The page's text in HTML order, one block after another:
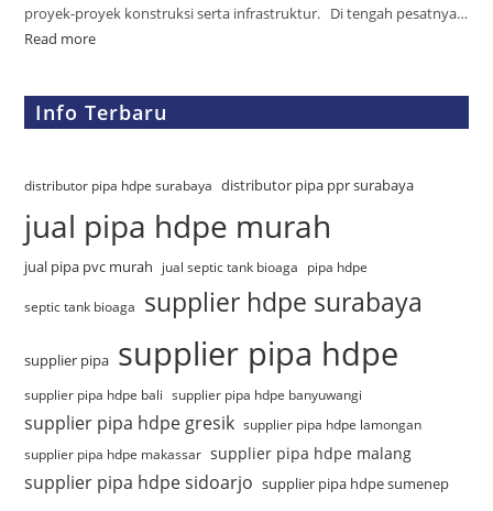
proyek-proyek konstruksi serta infrastruktur. Di tengah pesatnya…
Read more
Info Terbaru
distributor pipa hdpe surabaya distributor pipa ppr surabaya
jual pipa hdpe murah
jual pipa pvc murah jual septic tank bioaga pipa hdpe
septic tank bioaga supplier hdpe surabaya
supplier pipa supplier pipa hdpe
supplier pipa hdpe bali supplier pipa hdpe banyuwangi
supplier pipa hdpe gresik supplier pipa hdpe lamongan
supplier pipa hdpe makassar supplier pipa hdpe malang
supplier pipa hdpe sidoarjo supplier pipa hdpe sumenep